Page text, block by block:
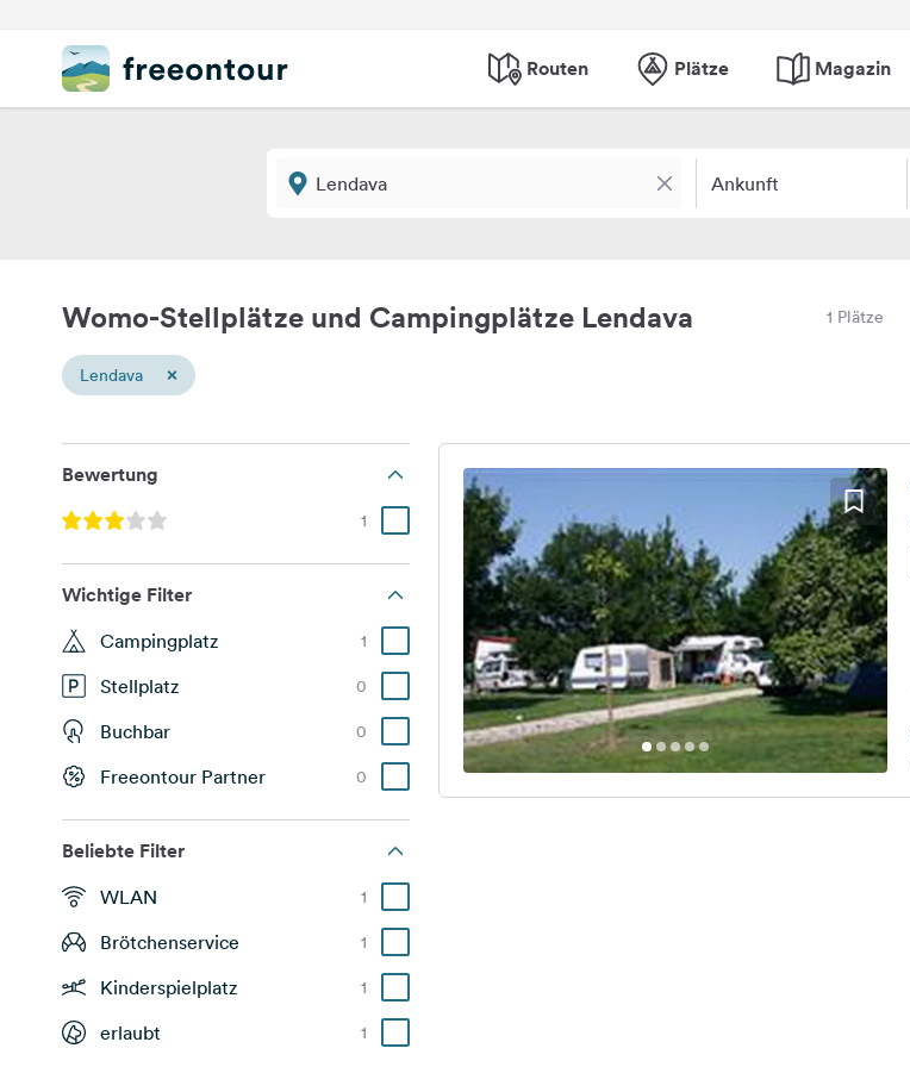
Routen Plätze Magazin
Ankunft
Womo-Stellplätze und Campingplätze Lendava 1 Plätze
Lendava ×
Bewertung
1
Wichtige Filter
Campingplatz 1
Stellplatz 0
Buchbar 0
Freeontour Partner 0
Beliebte Filter
WLAN 1
Brötchenservice 1
Kinderspielplatz 1
erlaubt 1